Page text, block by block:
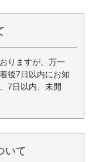
りますが、万一
後7日以内にお知
7日以内、未開
いて